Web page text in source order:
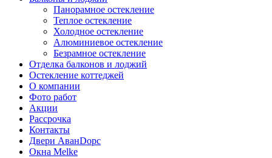
Панорамное остекление
Теплое остекление
Холодное остекление
Алюминиевое остекление
Безрамное остекление
Отделка балконов и лоджий
Остекление коттеджей
О компании
Фото работ
Акции
Рассрочка
Контакты
Двери АванDорс
Окна Melke